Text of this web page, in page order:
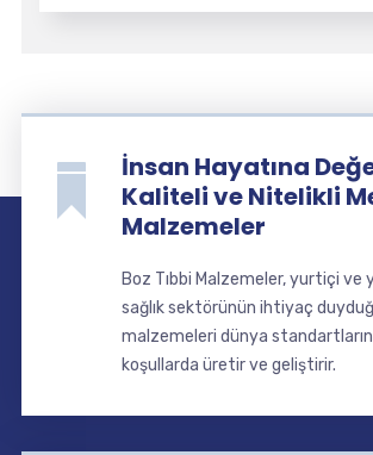
İnsan Hayatına
Kaliteli ve Nitelikli
Malzemeler
Boz Tıbbi Malzemeler, yurtiçi ve
sağlık sektörünün ihtiyaç
malzemeleri dünya
koşullarda üretir ve geliştirir.